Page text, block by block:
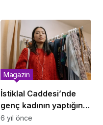
İstiklal Caddesi’nde
genç kadının yaptığını
gören şaştı kaldı!
Magazin
6 yıl önce